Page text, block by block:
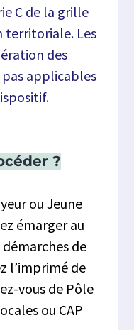
C de la grille
territoriale. Les
des
applicables
?
ou Jeune
émarger au
de
l’imprimé de
vous de Pôle
ou CAP